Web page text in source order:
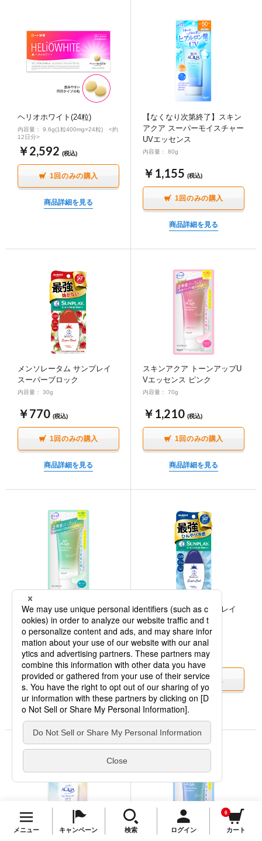
メニュー キャンペーン 検索 ログイン
0
カート
ヘリオホワイト(24粒)
内容量： 9.6g(1粒400mg×24粒) <約
12日分>
￥2,592 (税込)
1回のみの購入
商品詳細を見る
【なくなり次第終了】スキン
アクア スーパーモイスチャー
UVエッセンス
内容量： 80g
￥1,155 (税込)
1回のみの購入
商品詳細を見る
メンソレータム サンプレイ
スーパーブロック
内容量： 30g
￥770 (税込)
1回のみの購入
商品詳細を見る
スキンアクア トーンアップU
Vエッセンス ピンク
内容量： 70g
￥1,210 (税込)
1回のみの購入
商品詳細を見る
スキンアクア トーンアップU
Vエッセンス ミントグリーン
内容量： 70g
￥1,210 (税込)
1回のみの購入
商品詳細を見る
メンソレータム サンプレイ
スーパークール
内容量： 30g
￥770 (税込)
1回のみの購入
商品詳細を見る
シーポリシーはこちら。